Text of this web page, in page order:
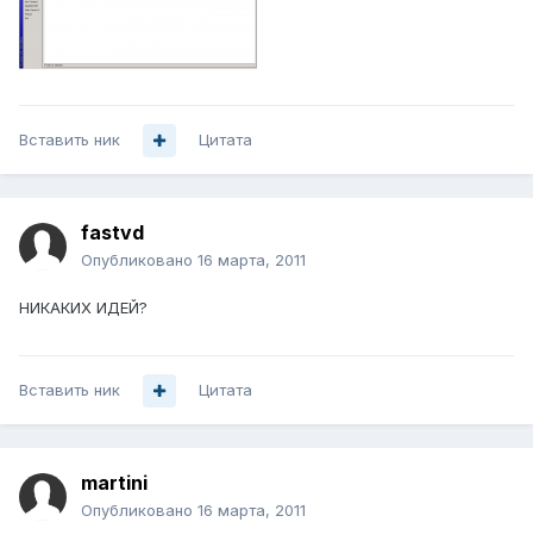
Вставить ник Цитата
fastvd
Опубликовано 16 марта, 2011
НИКАКИХ ИДЕЙ?
Вставить ник Цитата
martini
Опубликовано 16 марта, 2011